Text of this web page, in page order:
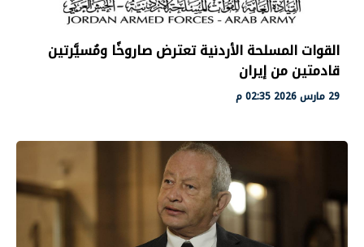
القوات المسلحة الأردنية تعترض صاروخًا ومُسيَّرتين
قادمتين من إيران
29 مارس 2026 02:35 م